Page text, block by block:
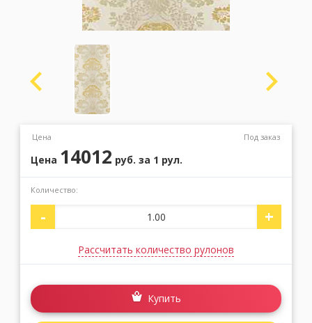
Цена Под заказ
Цена 14012 руб. за 1 рул.
Количество:
- +
Рассчитать количество рулонов
Купить